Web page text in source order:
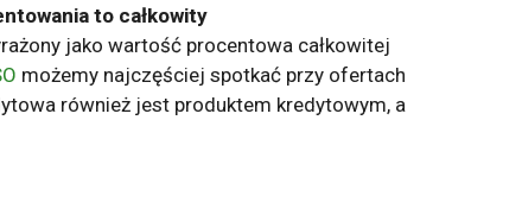
to całkowity
jako wartość procentowa całkowitej
możemy najczęściej spotkać przy ofertach
również jest produktem kredytowym, a